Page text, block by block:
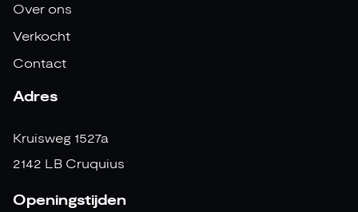
Over ons
Verkocht
Contact
Adres
Kruisweg 1527a
2142 LB Cruquius
Openingstijden